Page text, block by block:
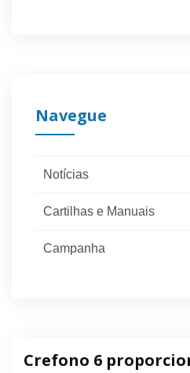
Navegue
Notícias
Cartilhas e Manuais
Campanha
Crefono 6